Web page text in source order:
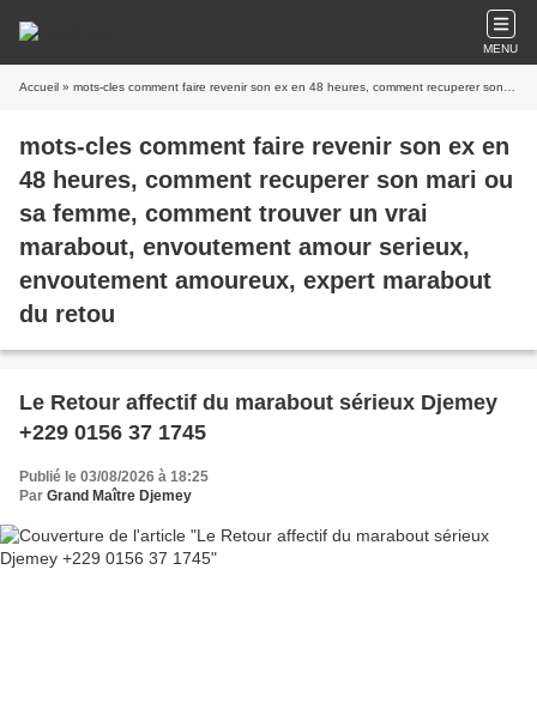
MENU
Accueil » mots-cles comment faire revenir son ex en 48 heures, comment recuperer son mari ou sa femme, comment trouver un vrai marabout, envoutement amour serieux, envoutement amoureux, expert marabout du retou
mots-cles comment faire revenir son ex en
48 heures, comment recuperer son mari ou
sa femme, comment trouver un vrai
marabout, envoutement amour serieux,
envoutement amoureux, expert marabout
du retou
Le Retour affectif du marabout sérieux Djemey
+229 0156 37 1745
Publié le 03/08/2026 à 18:25
Par Grand Maître Djemey